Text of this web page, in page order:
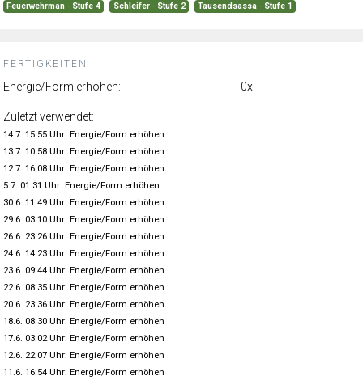
Feuerwehrman · Stufe 4 Schleifer · Stufe 2 Tausendsassa · Stufe 1
FERTIGKEITEN:
Energie/Form erhöhen: 0x
Zuletzt verwendet:
14.7. 15:55 Uhr: Energie/Form erhöhen
13.7. 10:58 Uhr: Energie/Form erhöhen
12.7. 16:08 Uhr: Energie/Form erhöhen
5.7. 01:31 Uhr: Energie/Form erhöhen
30.6. 11:49 Uhr: Energie/Form erhöhen
29.6. 03:10 Uhr: Energie/Form erhöhen
26.6. 23:26 Uhr: Energie/Form erhöhen
24.6. 14:23 Uhr: Energie/Form erhöhen
23.6. 09:44 Uhr: Energie/Form erhöhen
22.6. 08:35 Uhr: Energie/Form erhöhen
20.6. 23:36 Uhr: Energie/Form erhöhen
18.6. 08:30 Uhr: Energie/Form erhöhen
17.6. 03:02 Uhr: Energie/Form erhöhen
12.6. 22:07 Uhr: Energie/Form erhöhen
11.6. 16:54 Uhr: Energie/Form erhöhen